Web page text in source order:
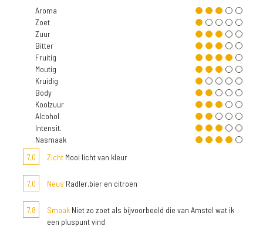
Aroma
Zoet
Zuur
Bitter
Fruitig
Moutig
Kruidig
Body
Koolzuur
Alcohol
Intensit.
Nasmaak
7,0
Zicht Mooi licht van kleur
7,0 Neus Radler,bier en citroen
7,8 Smaak Niet zo zoet als bijvoorbeeld die van Amstel wat ik
een pluspunt vind